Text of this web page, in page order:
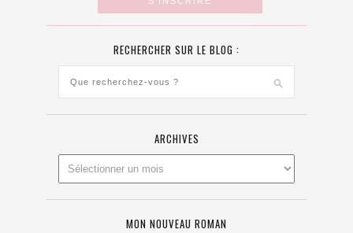
RECHERCHER SUR LE BLOG :
ARCHIVES
MON NOUVEAU ROMAN